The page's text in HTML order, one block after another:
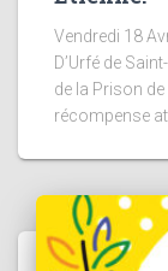
Vendredi 18
D’Urfé de
de la Prison
récompense